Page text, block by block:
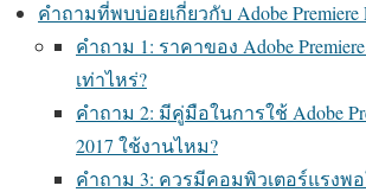
คำถามที่พบบ่อยเกี่ยวกับ Adobe Premiere
คำถาม 1: ราคาของ Adobe
เท่าไหร่?
คำถาม 2: มีคู่มือในการใช้ Adobe
2017 ใช้งานไหม?
คำถาม 3: ควรมีคอมพิวเตอร์แรงพอ